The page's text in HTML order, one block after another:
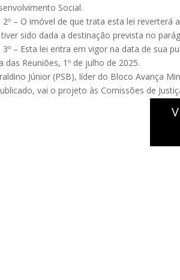
Social.
2º – O imóvel de que trata esta lei
sido dada a destinação prevista no
3º – Esta lei entra em vigor na data de sua
das Reuniões, 1º de julho de 2025.
Júnior (PSB), líder do Bloco Avança
vai o projeto às Comissões de